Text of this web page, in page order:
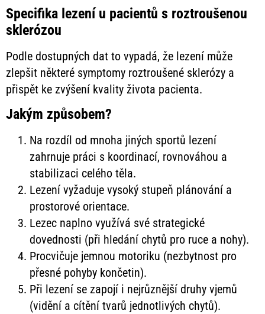
Specifika lezení u pacientů s roztroušenou
sklerózou
Podle dostupných dat to vypadá, že lezení může
zlepšit některé symptomy roztroušené sklerózy a
přispět ke zvýšení kvality života pacienta.
Jakým způsobem?
Na rozdíl od mnoha jiných sportů lezení
zahrnuje práci s koordinací, rovnováhou a
stabilizaci celého těla.
Lezení vyžaduje vysoký stupeň plánování a
prostorové orientace.
Lezec naplno využívá své strategické
dovednosti (při hledání chytů pro ruce a nohy).
Procvičuje jemnou motoriku (nezbytnost pro
přesné pohyby končetin).
Při lezení se zapojí i nejrůznější druhy vjemů
(vidění a cítění tvarů jednotlivých chytů).